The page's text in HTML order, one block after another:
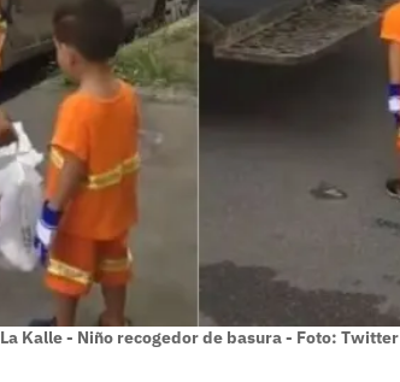
La Kalle - Niño recogedor de basura - Foto: Twitter